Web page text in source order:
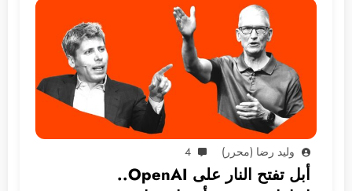
وليد رضا (محرر) 4
أبل تفتح النار على OpenAI..